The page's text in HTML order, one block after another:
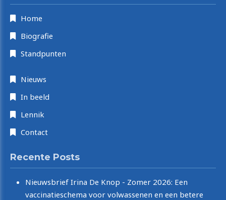
Home
Biografie
Standpunten
Nieuws
In beeld
Lennik
Contact
Recente Posts
Nieuwsbrief Irina De Knop - Zomer 2026: Een
vaccinatieschema voor volwassenen en een betere